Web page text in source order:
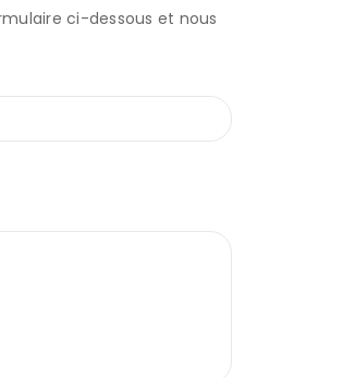
ci-dessous et nous